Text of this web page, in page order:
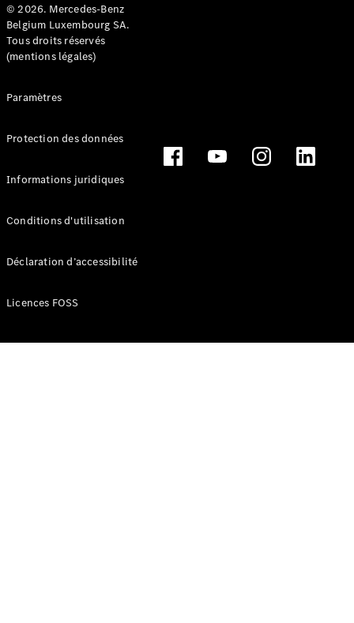
© 2026. Mercedes-Benz
Belgium Luxembourg SA.
Tous droits réservés
(mentions légales)
Paramètres
Protection des données
Informations juridiques
Conditions d'utilisation
Déclaration d’accessibilité
Licences FOSS